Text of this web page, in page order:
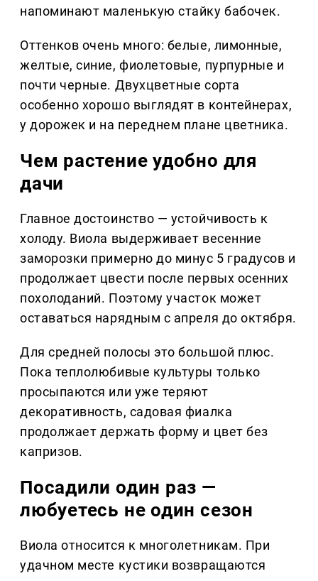
напоминают маленькую стайку бабочек.
Оттенков очень много: белые, лимонные,
желтые, синие, фиолетовые, пурпурные и
почти черные. Двухцветные сорта
особенно хорошо выглядят в контейнерах,
у дорожек и на переднем плане цветника.
Чем растение удобно для
дачи
Главное достоинство — устойчивость к
холоду. Виола выдерживает весенние
заморозки примерно до минус 5 градусов и
продолжает цвести после первых осенних
похолоданий. Поэтому участок может
оставаться нарядным с апреля до октября.
Для средней полосы это большой плюс.
Пока теплолюбивые культуры только
просыпаются или уже теряют
декоративность, садовая фиалка
продолжает держать форму и цвет без
капризов.
Посадили один раз —
любуетесь не один сезон
Виола относится к многолетникам. При
удачном месте кустики возвращаются